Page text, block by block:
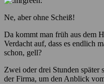
Ne, aber ohne Scheiß!
Da kommt man früh aus dem
Verdacht auf, dass es endlich
schon, gell?
Zwei oder drei Stunden später
der Firma, um den Anblick